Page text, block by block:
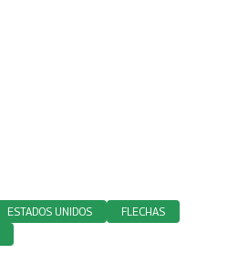
ESTADOS UNIDOS
FLECHAS